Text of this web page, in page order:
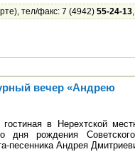
), тел/факс: 7 (4942) 55-24-13
вечер «Андрею
в Нерехтской
дня рождения
песенника Андрея